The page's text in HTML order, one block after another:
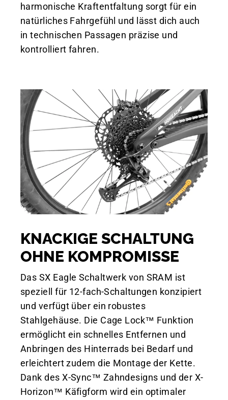
harmonische Kraftentfaltung sorgt für ein
natürliches Fahrgefühl und lässt dich auch
in technischen Passagen präzise und
kontrolliert fahren.
KNACKIGE SCHALTUNG
OHNE KOMPROMISSE
Das SX Eagle Schaltwerk von SRAM ist
speziell für 12-fach-Schaltungen konzipiert
und verfügt über ein robustes
Stahlgehäuse. Die Cage Lock™ Funktion
ermöglicht ein schnelles Entfernen und
Anbringen des Hinterrads bei Bedarf und
erleichtert zudem die Montage der Kette.
Dank des X-Sync™ Zahndesigns und der X-
Horizon™ Käfigform wird ein optimaler